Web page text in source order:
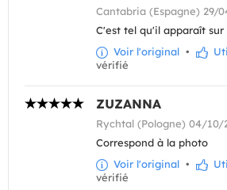
Cantabria (Espagne) 29/
C'est tel qu'il apparaît
Voir l'original •
vérifié
ZUZANNA
Rychtal (Pologne) 04/10/
Correspond à la photo
Voir l'original •
vérifié